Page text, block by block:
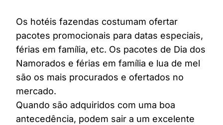
Os hotéis fazendas costumam ofertar
pacotes promocionais para datas especiais,
férias em família, etc. Os pacotes de Dia dos
Namorados e férias em família e lua de mel
são os mais procurados e ofertados no
mercado.
Quando são adquiridos com uma boa
antecedência, podem sair a um excelente